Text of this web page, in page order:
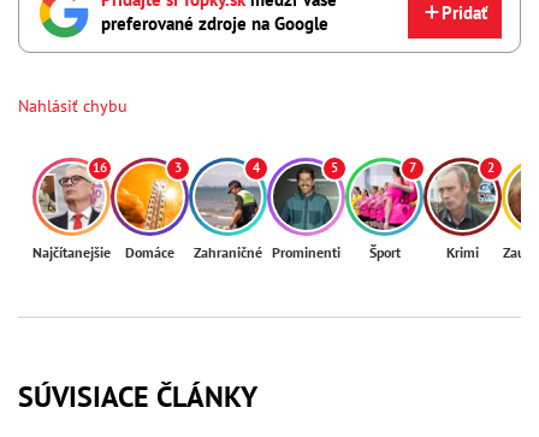
preferované zdroje na Google
Pridať
Nahlásiť chybu
16
Najčítanejšie
3
Domáce
4
Zahraničné
5
Prominenti
7
Šport
2
Krimi
SÚVISIACE ČLÁNKY